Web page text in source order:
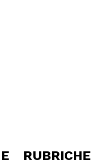
RUBRICHE